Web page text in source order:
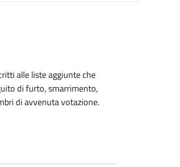
alle liste aggiunte che
di furto, smarrimento,
di avvenuta votazione.